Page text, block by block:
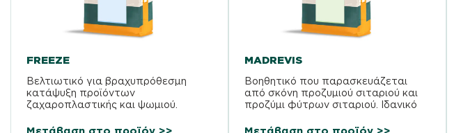
FREEZE
Βελτιωτικό για βραχυπρόθεσμη
κατάψυξη προϊόντων
ζαχαροπλαστικής και ψωμιού.
MADREVIS
Βοηθητικό που παρασκευάζεται
από σκόνη προζυμιού σιταριού και
προζύμι φύτρων σιταριού. Ιδανικό